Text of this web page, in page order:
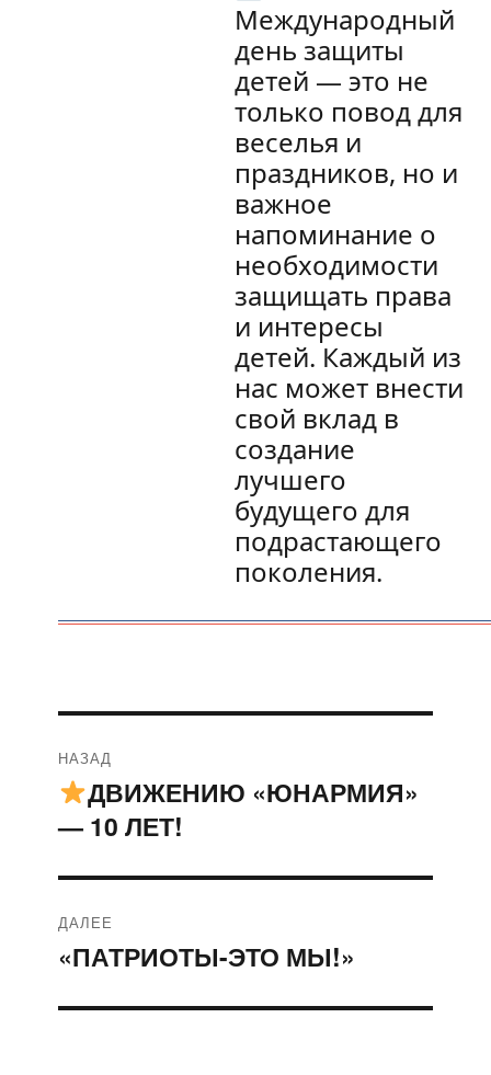
Международный
день защиты
детей — это не
только повод для
веселья и
праздников, но и
важное
напоминание о
необходимости
защищать права
и интересы
детей. Каждый из
нас может внести
свой вклад в
создание
лучшего
будущего для
подрастающего
поколения.
по
записям
НАЗАД
Предыдущая
запись:
ДВИЖЕНИЮ «ЮНАРМИЯ»
— 10 ЛЕТ!
ДАЛЕЕ
Следующая
«ПАТРИОТЫ-ЭТО МЫ!»